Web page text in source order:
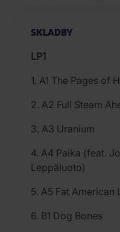
SKLADBY
LP1
1. A1 The Pages of
2. A2 Full Steam
3. A3 Uranium
4. A4 Paika (feat.
Leppäluoto)
5. A5 Fat American
6. B1 Dog Bones